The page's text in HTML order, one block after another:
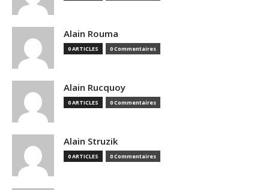
Alain Rouma
0 ARTICLES 0 Commentaires
Alain Rucquoy
0 ARTICLES 0 Commentaires
Alain Struzik
0 ARTICLES 0 Commentaires